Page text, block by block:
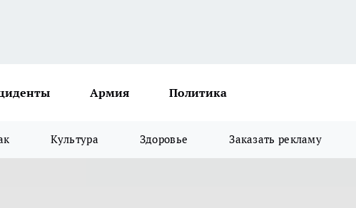
Армия Политика
Культура Здоровье Заказать рекламу